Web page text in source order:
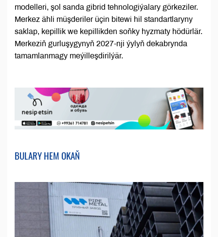
modelleri, şol sanda gibrid tehnologiýalary görkeziler.
Merkez ähli müşderiler üçin bitewi hil standartlaryny
saklap, kepillik we kepillikden soňky hyzmaty hödürlär.
Merkeziň gurluşygynyň 2027-nji ýylyň dekabrynda
tamamlanmagy meýilleşdirilýär.
BULARY HEM OKAŇ